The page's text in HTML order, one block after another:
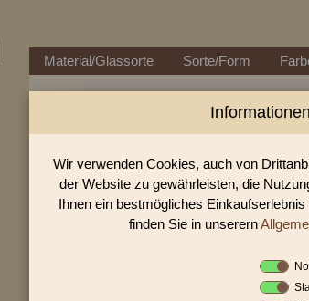
Material/Glassorte Sorte/Form
Perlen
In unserem Perlen Shop finden sie
facettierte
Wir verwenden Cookies, auch von
der Website zu gewährleisten, die
Ihnen ein bestmögliches
finden Sie in unserern